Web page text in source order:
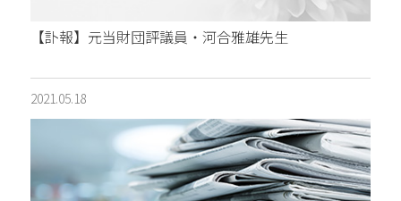
【訃報】元当財団評議員・河合雅雄先生
2021.05.18